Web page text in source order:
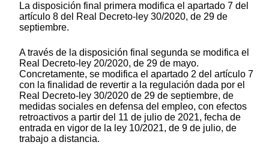
La disposición final primera modifica el apartado 7 del
artículo 8 del Real Decreto-ley 30/2020, de 29 de
septiembre.
A través de la disposición final segunda se modifica el
Real Decreto-ley 20/2020, de 29 de mayo.
Concretamente, se modifica el apartado 2 del artículo 7
con la finalidad de revertir a la regulación dada por el
Real Decreto-ley 30/2020 de 29 de septiembre, de
medidas sociales en defensa del empleo, con efectos
retroactivos a partir del 11 de julio de 2021, fecha de
entrada en vigor de la ley 10/2021, de 9 de julio, de
trabajo a distancia.